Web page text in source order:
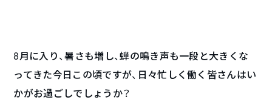
8月に入り、暑さも増し、蝉の鳴き声も一段と大きくな
ってきた今日この頃ですが、日々忙しく働く皆さんはい
かがお過ごしでしょうか？